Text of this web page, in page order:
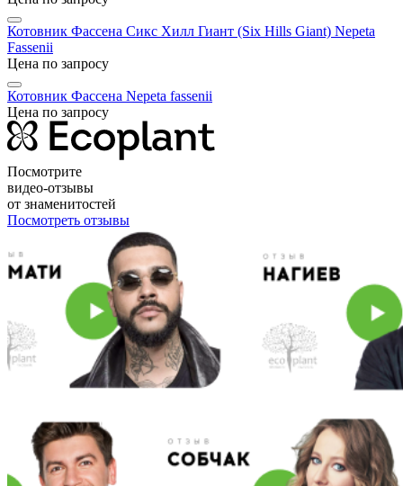
Котовник Фассена Сикс Хилл Гиант (Six Hills Giant) Nepeta
Fassenii
Цена по запросу
Котовник Фассена Nepeta fassenii
Цена по запросу
Посмотрите
видео-отзывы
от знаменитостей
Посмотреть отзывы